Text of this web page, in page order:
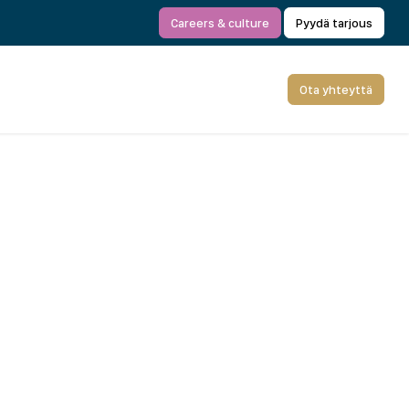
Careers & culture Pyydä tarjous
Ota yhteyttä